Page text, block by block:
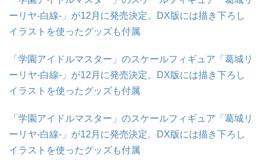
ーリヤ-白線-」が12月に発売決定。DX版には描き下ろし
イラストを使ったグッズも付属
「学園アイドルマスター」のスケールフィギュア「葛城リ
ーリヤ-白線-」が12月に発売決定。DX版には描き下ろし
イラストを使ったグッズも付属
「学園アイドルマスター」のスケールフィギュア「葛城リ
ーリヤ-白線-」が12月に発売決定。DX版には描き下ろし
イラストを使ったグッズも付属